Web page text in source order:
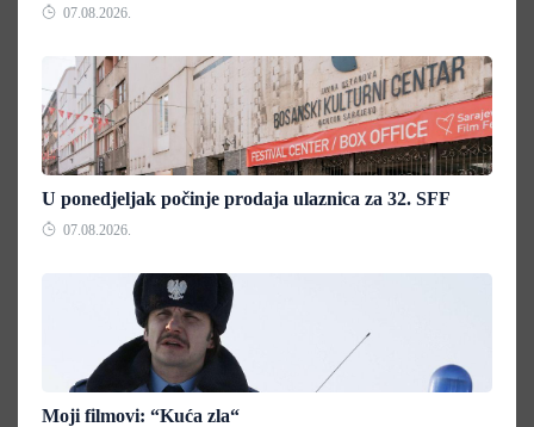
07.08.2026.
U ponedjeljak počinje prodaja ulaznica za 32. SFF
07.08.2026.
Moji filmovi: “Kuća zla“